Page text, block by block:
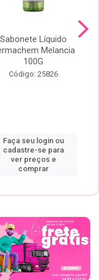
Sabonete Líquido
Melancia
100G
Código: 25826
Faça seu login ou
cadastre-se para
ver preços e
comprar